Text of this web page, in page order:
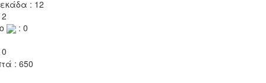
: 12
: 0
: 650